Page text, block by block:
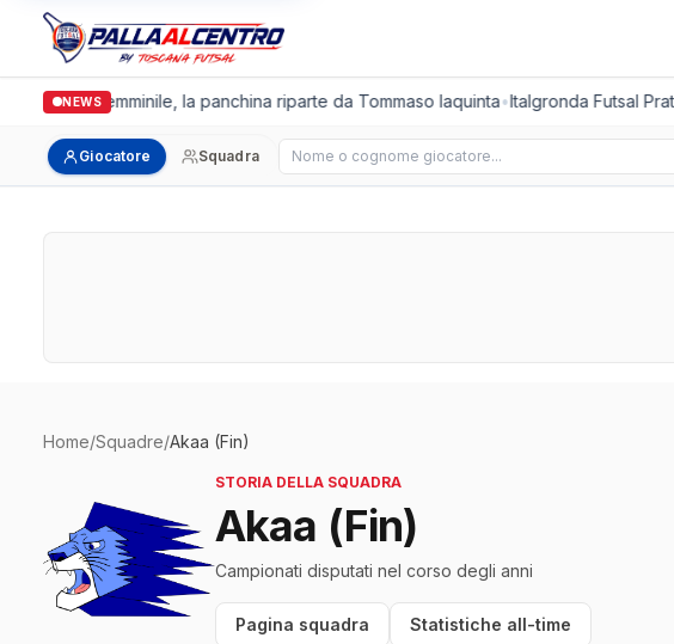
NEWS
Cus Pisa Femminile, la panchina riparte da Tommaso Iaquinta•Italgronda Futsal
Giocatore Squadra Cerca giocatore
Home/Squadre/Akaa (Fin)
STORIA DELLA SQUADRA
Akaa (Fin)
Campionati disputati nel corso degli anni
Pagina squadra Statistiche all-time